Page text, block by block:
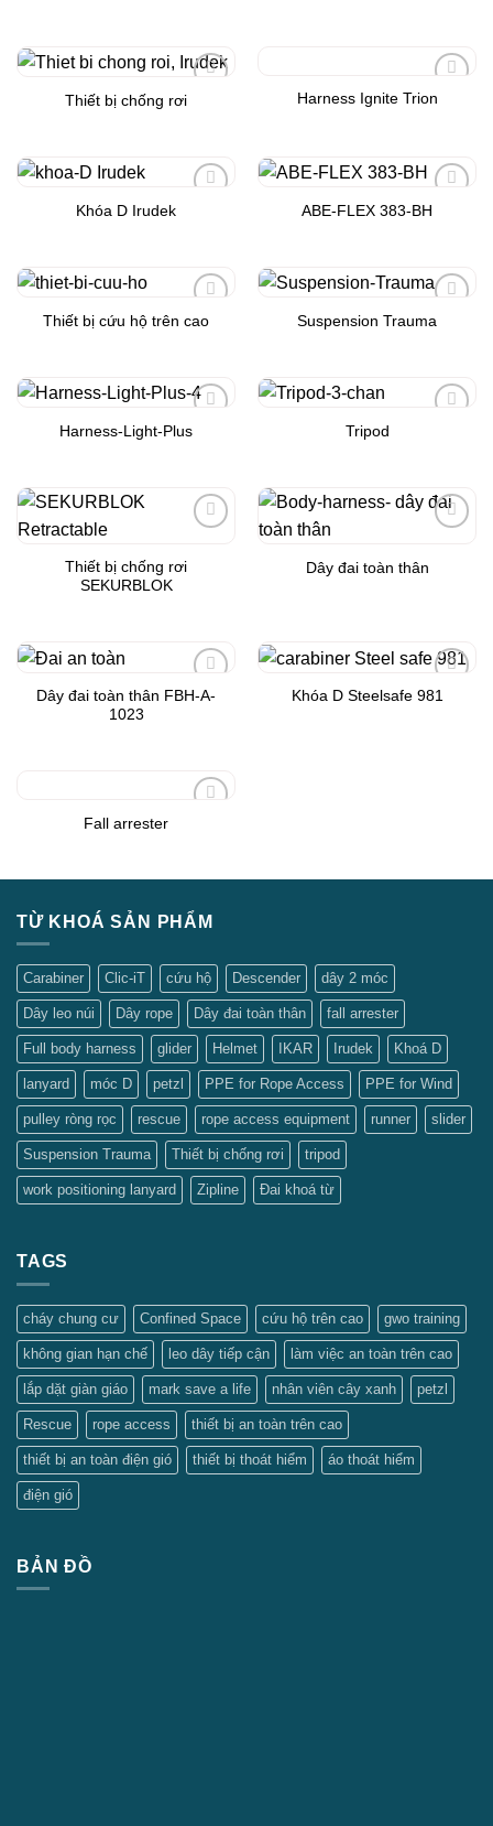
Add to
Thiết bị chống rơi
Add to
Harness Ignite Trion
Khóa D Irudek
Add to
ABE-FLEX 383-BH
Add to
Thiết bị cứu hộ trên cao
Add to
Suspension Trauma
Add to
Harness-Light-Plus Tripod
Wishlist
Thiết bị chống rơi
SEKURBLOK
Dây đai toàn thân
Add to
Dây đai toàn thân FBH-A-
1023
Add to
Khóa D Steelsafe 981
Fall arrester
TỪ KHOÁ SẢN PHẨM
Carabiner Clic-iT cứu hộ Descender dây 2 móc
Dây leo núi Dây rope Dây đai toàn thân fall arrester
Full body harness glider Helmet IKAR Irudek Khoá D
lanyard móc D petzl PPE for Rope Access PPE for Wind
pulley ròng rọc rescue rope access equipment runner slider
Suspension Trauma Thiết bị chống rơi tripod
work positioning lanyard Zipline Đai khoá từ
TAGS
cháy chung cư Confined Space cứu hộ trên cao gwo training
không gian hạn chế leo dây tiếp cận làm việc an toàn trên cao
lắp dặt giàn giáo mark save a life nhân viên cây xanh petzl
Rescue rope access thiết bị an toàn trên cao
thiết bị an toàn điện gió thiết bị thoát hiểm áo thoát hiểm
điện gió
BẢN ĐỒ